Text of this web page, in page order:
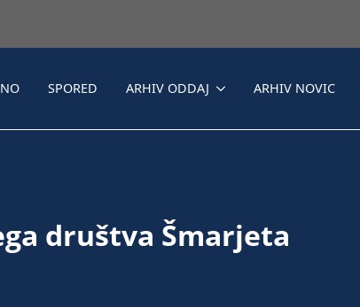
SPORED ARHIV ODDAJ ARHIV NOVIC
društva Šmarjeta